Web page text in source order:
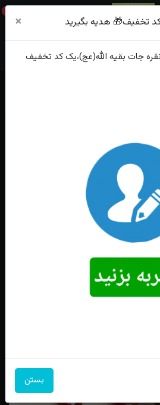
0
تخفیف🎁 هدیه بگیرید ×
نقره جات بقیه الله(عج)،یک کد تخفیف
بستن